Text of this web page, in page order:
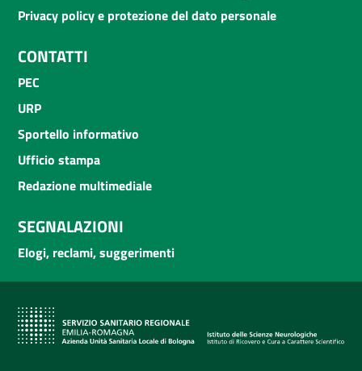
Privacy policy e protezione del dato personale
CONTATTI
PEC
URP
Sportello informativo
Ufficio stampa
Redazione multimediale
SEGNALAZIONI
Elogi, reclami, suggerimenti